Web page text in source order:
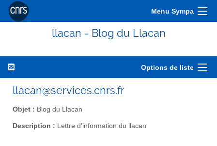
Menu Sympa
llacan - Blog du Llacan
Options de liste
llacan@services.cnrs.fr
Objet : Blog du Llacan
Description : Lettre d'information du llacan